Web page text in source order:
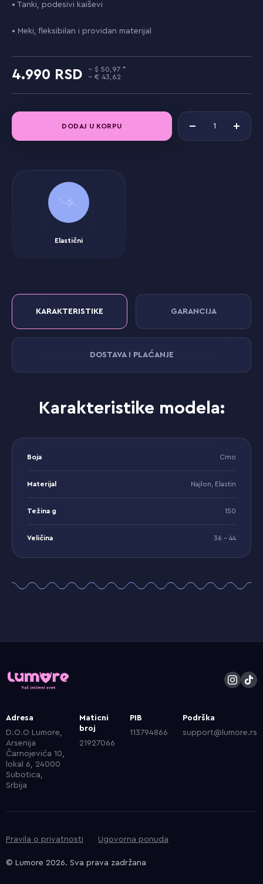
• Tanki, podesivi kaiševi
• Meki, fleksibilan i providan materijal
4.990
50,97
43,62
DODAJ U KORPU
Elastični
KARAKTERISTIKE GARANCIJA
DOSTAVA I PLAĆANJE
Karakteristike modela:
Boja Crno
Materijal Najlon, Elastin
Težina g 150
Veličina 36 - 44
Adresa
D.O.O Lumore,
Arsenija
Čarnojevića 10,
lokal 6, 24000
Subotica,
Srbija
Maticni
broj
21927066
PIB
113794866
Podrška
support@lumore.rs
Pravila o privatnosti Ugovorna ponuda
© Lumore 2026. Sva prava zadržana